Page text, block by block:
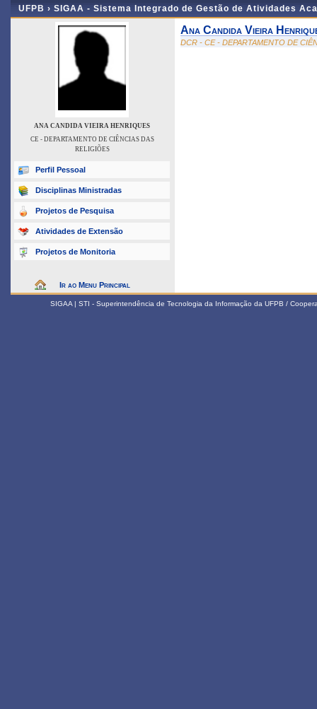
UFPB › SIGAA - Sistema Integrado de Gestão de Atividades
ANA CANDIDA VIEIRA HENRIQUES
CE - DEPARTAMENTO DE CIÊNCIAS DAS
RELIGIÕES
Perfil Pessoal
Disciplinas Ministradas
Projetos de Pesquisa
Atividades de Extensão
Projetos de Monitoria
Ir ao Menu Principal
Ana Candida Vieira
DCR - CE - DEPARTAMENTO DE
SIGAA | STI - Superintendência de Tecnologia da Informação da UFPB /